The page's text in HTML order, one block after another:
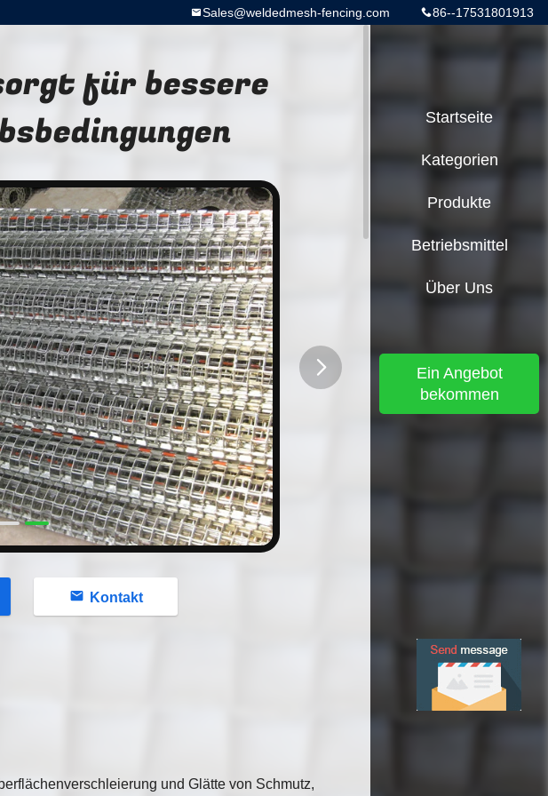
86--17531801913
Sales@weldedmesh-fencing.com
für bessere
Kontakt
und Glätte von Schmutz,
Startseite
Kategorien
Produkte
Betriebsmittel
Über Uns
Ein Angebot
bekommen